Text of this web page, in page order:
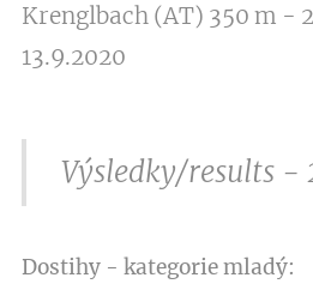
Krenglbach (AT) 350 m -
13.9.2020
Výsledky/results -
Dostihy - kategorie mladý: